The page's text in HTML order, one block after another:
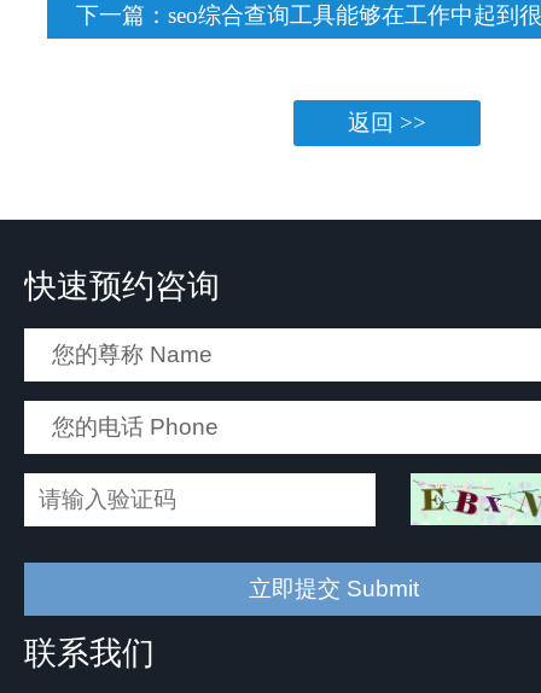
下一篇：seo综合查询工具能够在工作中起到
返回 >>
快速预约咨询
联系我们